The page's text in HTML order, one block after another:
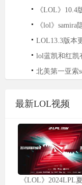
《LOL》10.4
《lol》samira
LOL13.3版本
lol蓝凯和红凯
北美第一亚索
最新LOL视频
《LOL》2024LPL